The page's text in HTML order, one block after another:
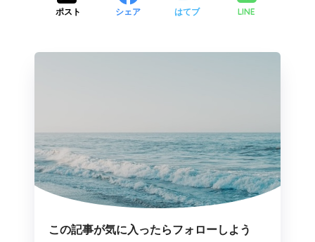
ポスト シェア はてブ LINE
この記事が気に入ったらフォローしよう